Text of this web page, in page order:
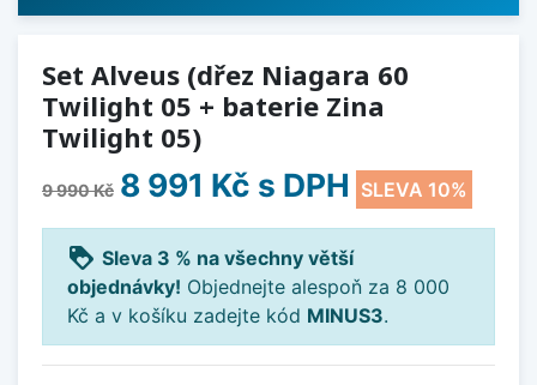
Set Alveus (dřez Niagara 60
Twilight 05 + baterie Zina
Twilight 05)
9 990 Kč 8 991 Kč s DPH SLEVA 10%
loyalty Sleva 3 % na všechny větší
objednávky! Objednejte alespoň za 8 000
Kč a v košíku zadejte kód MINUS3.